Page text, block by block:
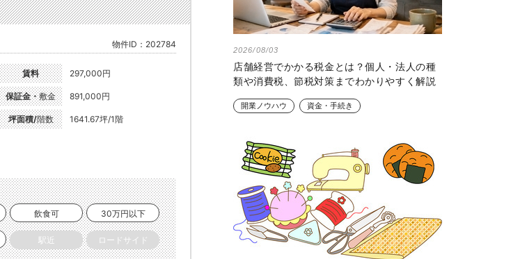
物件ID：202784
賃料 297,000円
保証金・敷金 891,000円
坪面積/階数 1641.67坪/1階
飲食可 30万円以下
駅近 ロードサイド
2026/08/03
店舗経営でかかる税金とは？個人・法人の種
類や消費税、節税対策までわかりやすく解説
開業ノウハウ 資金・手続き